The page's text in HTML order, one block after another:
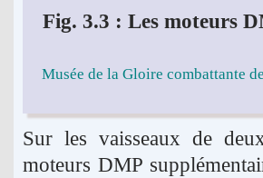
Fig. 3.3 : Les moteurs
Musée de la Gloire combattante
Sur les vaisseaux de
moteurs DMP